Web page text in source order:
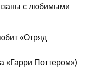
с любимыми
«Отряд
«Гарри Поттером»)